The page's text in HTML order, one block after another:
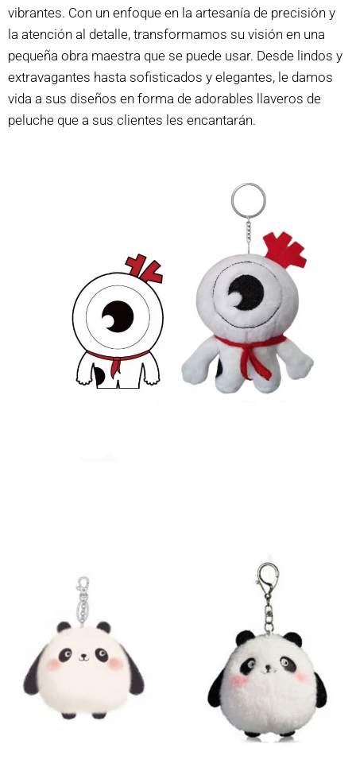
vibrantes. Con un enfoque en la artesanía de precisión y
la atención al detalle, transformamos su visión en una
pequeña obra maestra que se puede usar. Desde lindos y
extravagantes hasta sofisticados y elegantes, le damos
vida a sus diseños en forma de adorables llaveros de
peluche que a sus clientes les encantarán.